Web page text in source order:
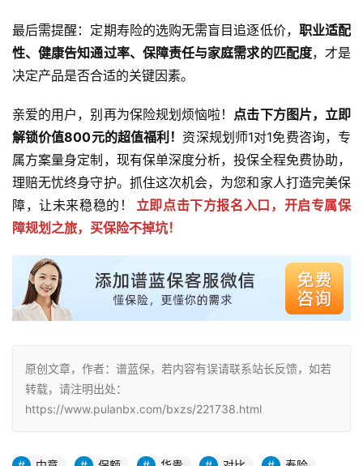
最后需提醒：定期寿险的选购无需盲目追逐低价， 职业适配
性、健康告知通过率、保障责任与家庭需求的匹配度，才是
决定产品是否合适的关键因素。
亲爱的用户，别再为保险规划烦恼啦！ 点击下方图片，立即
解锁价值800元的超值福利！ 资深规划师1对1免费咨询，专
属方案量身定制，现有保单深度分析，投保全程免费协助，
理赔无忧终身守护。抓住这次机会，为您和家人打造完美保
障，让未来稳稳的！
立即点击下方报名入口，开启专属保
障规划之旅，买保险不掉坑！
原创文章，作者：谱蓝保，若内容有误请联系站长反馈，如若
转载，请注明出处：
https://www.pulanbx.com/bxzs/221738.html